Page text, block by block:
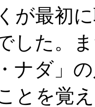
が最初
した。
ナダ」
とを覚